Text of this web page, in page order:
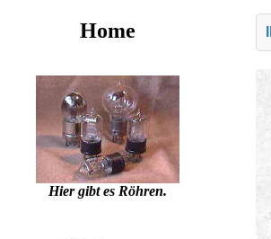
Home
Hier gibt es Röhren.